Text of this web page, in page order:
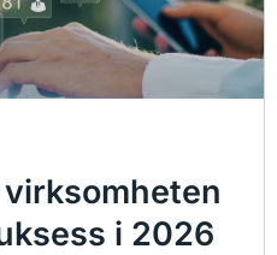
i 2026